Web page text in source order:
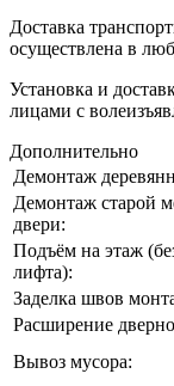
Доставка
осуществлена в
Установка и
лицами с
Дополнительно
Демонтаж
Демонтаж старой
двери:
Подъём на этаж
лифта):
Заделка швов
Расширение
Вывоз мусора: